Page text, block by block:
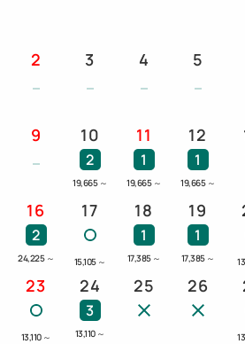
2 3 4 5
9 10
2
19,665 ～
11
1
19,665 ～
12
1
19,665 ～
16
2
24,225 ～
17
15,105 ～
18
1
17,385 ～
19
1
17,385 ～
23
13,110 ～
24
3
13,110 ～
25 26